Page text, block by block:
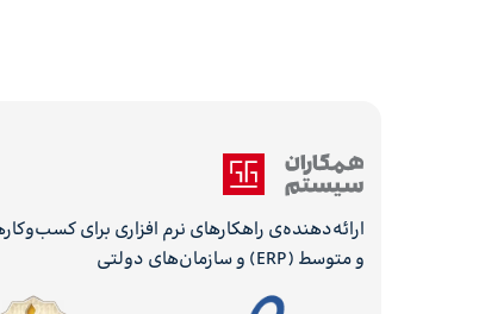
ارائه‌دهنده‌ی راهکارهای نرم افزاری برای
و متوسط (ERP) و سازمان‌های دولتی